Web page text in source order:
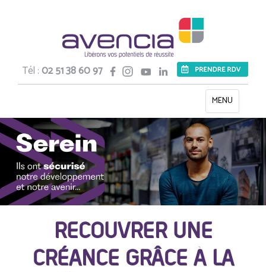
Tél :02 51 38 60 97
Toggle
navigation
MENU
RECOUVRER UNE
CRÉANCE GRÂCE À LA